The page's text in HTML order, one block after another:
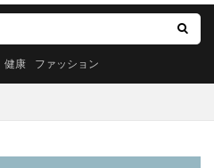
健康 ファッション